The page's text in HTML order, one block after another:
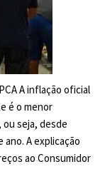
A inflação oficial
é o menor
ou seja, desde
A explicação
ao Consumidor